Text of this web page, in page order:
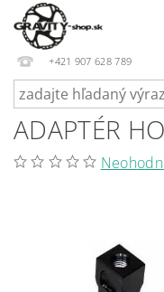
+421 907 628 789
ADAPTÉR